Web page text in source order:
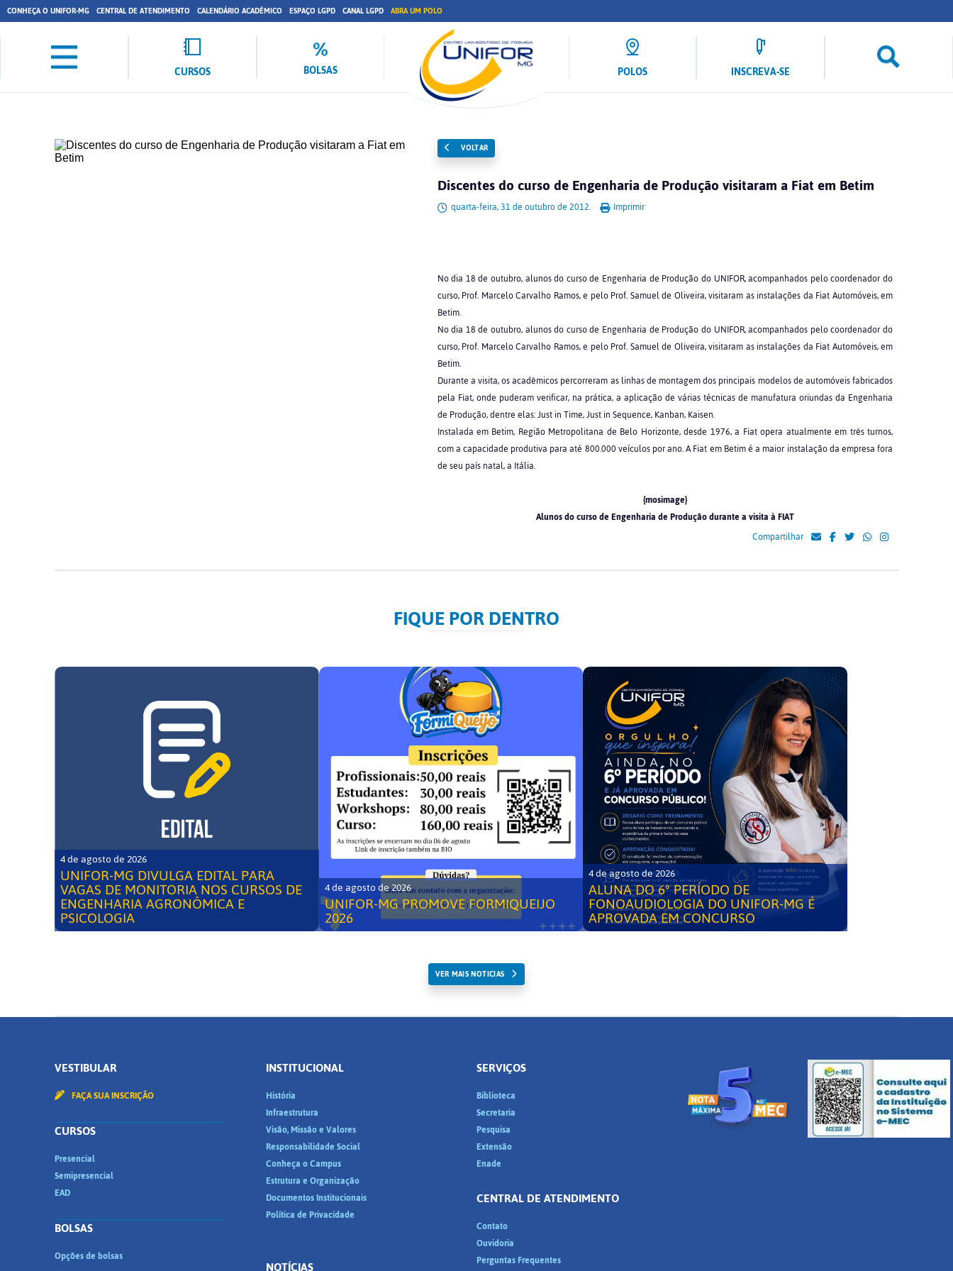
CONHEÇA O UNIFOR-MG CENTRAL DE ATENDIMENTO CALENDÁRIO ACADÊMICO ESPAÇO LGPD CANAL LGPD ABRA UM POLO
CURSOS BOLSAS POLOS INSCREVA-SE
VOLTAR
Discentes do curso de Engenharia de Produção visitaram a Fiat em Betim
quarta-feira, 31 de outubro de 2012. Imprimir
No dia 18 de outubro, alunos do curso de Engenharia de Produção do UNIFOR, acompanhados pelo coordenador do
curso, Prof. Marcelo Carvalho Ramos, e pelo Prof. Samuel de Oliveira, visitaram as instalações da Fiat Automóveis, em
Betim.
No dia 18 de outubro, alunos do curso de Engenharia de Produção do UNIFOR, acompanhados pelo coordenador do
curso, Prof. Marcelo Carvalho Ramos, e pelo Prof. Samuel de Oliveira, visitaram as instalações da Fiat Automóveis, em
Betim.
Durante a visita, os acadêmicos percorreram as linhas de montagem dos principais modelos de automóveis fabricados
pela Fiat, onde puderam verificar, na prática, a aplicação de várias técnicas de manufatura oriundas da Engenharia
de Produção, dentre elas: Just in Time, Just in Sequence, Kanban, Kaisen.
Instalada em Betim, Região Metropolitana de Belo Horizonte, desde 1976, a Fiat opera atualmente em três turnos,
com a capacidade produtiva para até 800.000 veículos por ano. A Fiat em Betim é a maior instalação da empresa fora
de seu país natal, a Itália.
{mosimage}
Alunos do curso de Engenharia de Produção durante a visita à FIAT
Compartilhar
FIQUE POR DENTRO
4 de agosto de 2026
UNIFOR-MG DIVULGA EDITAL PARA
VAGAS DE MONITORIA NOS CURSOS DE
ENGENHARIA AGRONÔMICA E
PSICOLOGIA
4 de agosto de 2026
UNIFOR-MG PROMOVE FORMIQUEIJO
2026
4 de agosto de 2026
ALUNA DO 6° PERÍODO DE
FONOAUDIOLOGIA DO UNIFOR-MG É
APROVADA EM CONCURSO
VER MAIS NOTICIAS
VESTIBULAR
FAÇA SUA INSCRIÇÃO
CURSOS
Presencial
Semipresencial
EAD
BOLSAS
Opções de bolsas
INSTITUCIONAL
História
Infraestrutura
Visão, Missão e Valores
Responsabilidade Social
Conheça o Campus
Estrutura e Organização
Documentos Institucionais
Política de Privacidade
SERVIÇOS
Biblioteca
Secretaria
Pesquisa
Extensão
Enade
CENTRAL DE ATENDIMENTO
Contato
Ouvidoria
Perguntas Frequentes